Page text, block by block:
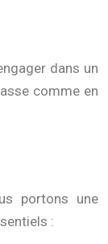
dans un
comme en
portons une
: